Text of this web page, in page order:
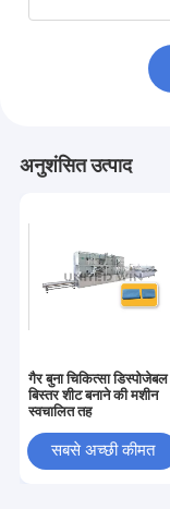
अनुशंसित उत्पाद
गैर बुना चिकित्सा डिस्पोजेबल
बिस्तर शीट बनाने की मशीन
स्वचालित तह
सबसे अच्छी कीमत